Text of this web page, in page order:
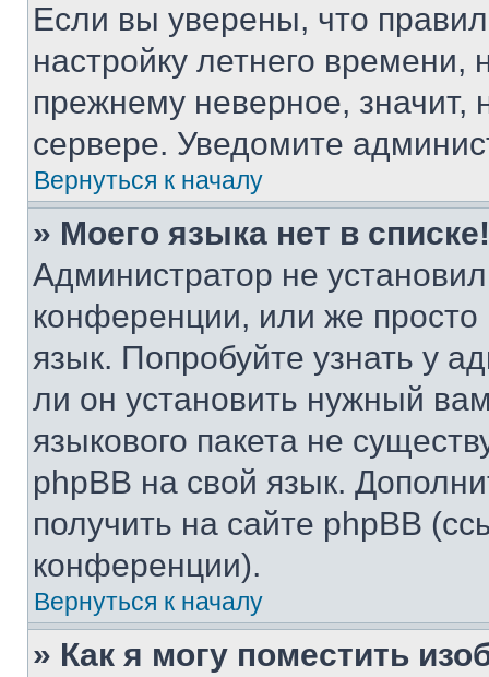
Если вы уверены, что
настройку летнего
прежнему неверное, значит,
сервере. Уведомите
Вернуться к началу
» Моего языка нет в списке!
Администратор не
конференции, или же
язык. Попробуйте узнать у
ли он установить нужный
языкового пакета не
phpBB на свой язык.
получить на сайте phpBB
конференции).
Вернуться к началу
» Как я могу поместить